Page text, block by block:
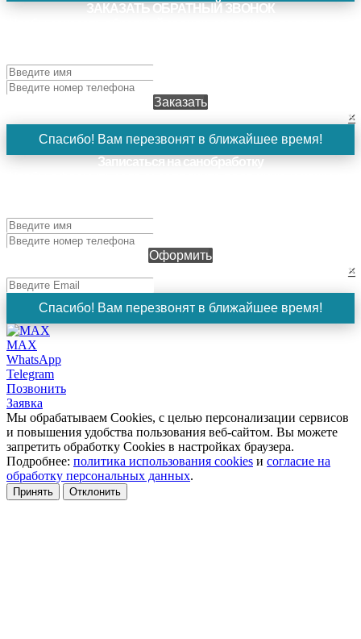
ЗАКАЗАТЬ ОБРАТНЫЙ ЗВОНОК
Заказать
×
Спасибо! Вам перезвонят в ближайшее время!
Записаться на санобработку
Оформить
×
Спасибо! Вам перезвонят в ближайшее время!
MAX
WhatsApp
Telegram
Позвонить
Заявка
Мы обрабатываем Cookies, с целью персонализации сервисов
и повышения удобства пользования веб-сайтом. Вы можете
запретить обработку Cookies в настройках браузера.
Подробнее: политика использования cookies и согласие на
обработку персональных данных.
Принять Отклонить